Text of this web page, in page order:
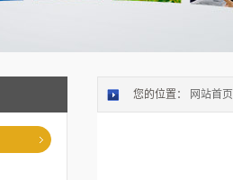
您的位置： 网站首页